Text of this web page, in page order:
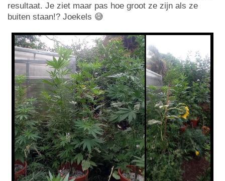
resultaat. Je ziet maar pas hoe groot ze zijn als ze
buiten staan!? Joekels 😅